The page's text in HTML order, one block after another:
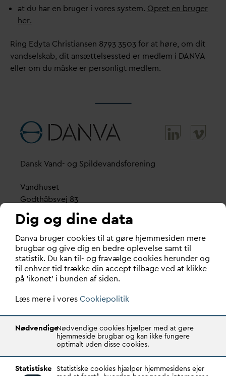
at du har en bruger i vores system. Opret en bruger
her.
Ring Edyta Christiansen 8793 3503 for at høre, om dit
vandselskab, dit ansættelsessted er medlem i DANVA
eller om du måske er personligt medlem.
Dansk Vand- og Spildevandsforening
Vandhuset
Godthåbsvej 83
8660 Skanderborg
København
Vester Farimagsgade 1, 5. sal.
1606 København V
Tlf.: 70 21 00 55
d
a.dk
Transparency Register: REG 0105047100027-26
Dig og dine data
Danva bruger cookies til at gøre hjemmesiden mere
brugbar og give dig en bedre oplevelse samt til
statistik. Du kan til- og fravælge cookies herunder og
til enhver tid trække din accept tilbage ved at klikke
på ‘ikonet’ i bunden af siden.
Læs mere i voresCookiepolitik
NødvendigeNødvendige cookies hjælper med at gøre
hjemmeside brugbar og kan ikke fungere
optimalt uden disse cookies.
Statistiske Statistiske cookies hjælper hjemmesidens ejer